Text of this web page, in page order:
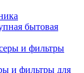
бытовая
и фильтры для